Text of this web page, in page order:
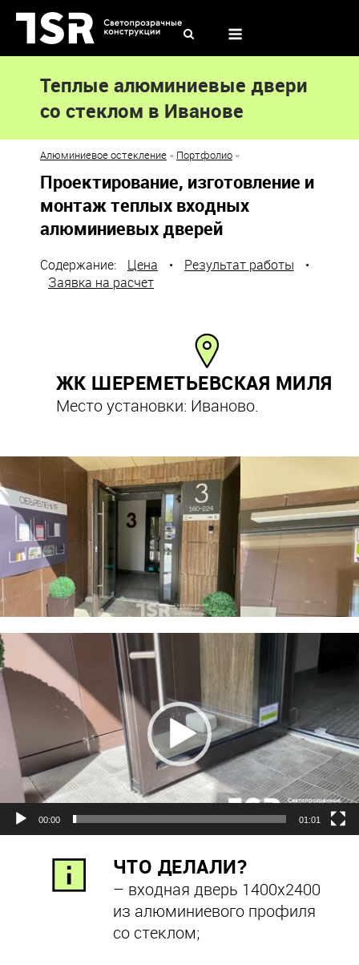
Skip
content
Теплые алюминиевые двери
со стеклом в Иванове
Алюминиевое остекление » Портфолио »
Проектирование, изготовление и
монтаж теплых входных
алюминиевых дверей
Содержание: Цена • Результат работы
•
Заявка на расчет
ЖК ШЕРЕМЕТЬЕВСКАЯ МИЛЯ
Место установки: Иваново.
Видеоплеер
00:00 01:01
ЧТО ДЕЛАЛИ?
– входная дверь 1400х2400
из алюминиевого профиля
со стеклом;